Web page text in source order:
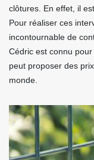
clôtures. En effet, il
Pour réaliser ces
incontournable de
Cédric est connu
peut proposer des
monde.